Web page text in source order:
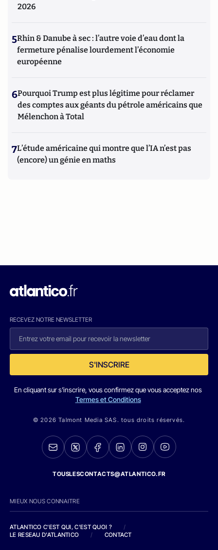
2026
5Rhin & Danube à sec : l’autre voie d’eau dont la
fermeture pénalise lourdement l’économie
européenne
6Pourquoi Trump est plus légitime pour réclamer
des comptes aux géants du pétrole américains que
Mélenchon à Total
7L’étude américaine qui montre que l’IA n’est pas
(encore) un génie en maths
RECEVEZ NOTRE NEWSLETTER
S'INSCRIRE
En cliquant sur s'inscrire, vous confirmez que vous acceptez nos
Termes et Conditions
© 2026 Talmont Media SAS. tous droits réservés.
TOUSLESCONTACTS@ATLANTICO.FR
MIEUX NOUS CONNAITRE
ATLANTICO C'EST QUI, C'EST QUOI ?
/
LE RESEAU D'ATLANTICO
/ CONTACT